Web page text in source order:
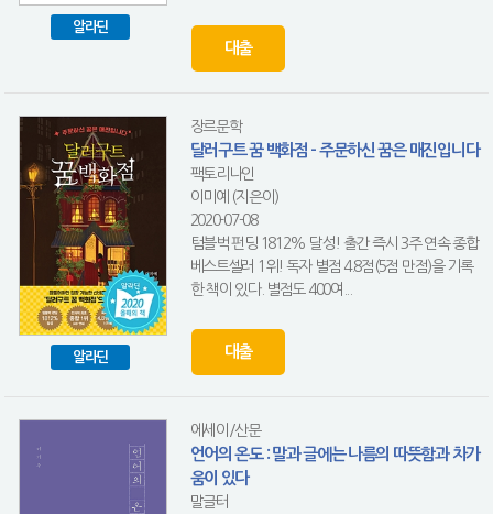
알라딘
대출
알라딘
장르문학
달러구트 꿈 백화점 - 주문하신 꿈은 매진입니다
팩토리나인
이미예 (지은이)
2020-07-08
텀블벅 펀딩 1812% 달성! 출간 즉시 3주 연속 종합
베스트셀러 1위! 독자 별점 4.8점(5점 만점)을 기록
한 책이 있다. 별점도 400여...
대출
에세이/산문
언어의 온도 : 말과 글에는 나름의 따뜻함과 차가
움이 있다
말글터